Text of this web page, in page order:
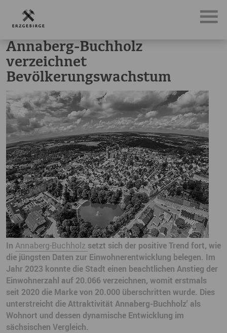
News, Neuigkeiten & Nachrichten aus dem Erzgebirge
Annaberg-Buchholz
verzeichnet
Bevölkerungswachstum
In Annaberg-Buchholz setzt sich der positive Trend fort, wie
die jüngsten Daten zur Einwohnerentwicklung belegen. Im
Jahr 2023 konnte die Stadt einen beachtlichen Anstieg der
Einwohnerzahl auf 20.066 verzeichnen, womit erstmals
seit 2020 die Marke von 20.000 überschritten wurde. Dies
unterstreicht die Attraktivität Annaberg-Buchholz' als
Wohnort und dessen dynamische Entwicklung im
sächsischen Vergleich.